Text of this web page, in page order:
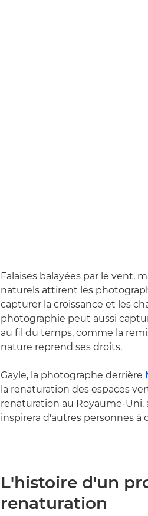
Falaises balayées par le vent,
naturels attirent les
capturer la croissance et les
photographie peut aussi
au fil du temps, comme la
nature reprend ses droits.
Gayle, la photographe derrière
la renaturation des espaces
renaturation au Royaume-Uni,
inspirera d'autres personnes
L'histoire d'un
renaturation